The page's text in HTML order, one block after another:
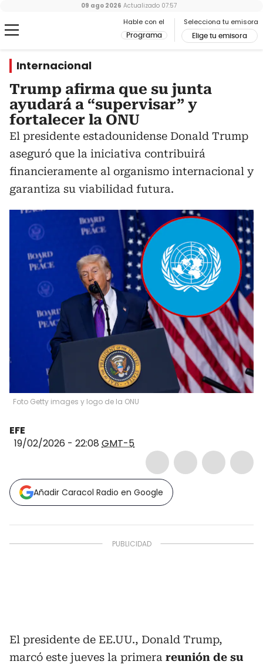
Hable con el
Programa
Selecciona tu emisora
Elige tu emisora
09 ago 2026 Actualizado 07:57
Internacional
Trump afirma que su junta
ayudará a “supervisar” y
fortalecer la ONU
El presidente estadounidense Donald Trump
aseguró que la iniciativa contribuirá
financieramente al organismo internacional y
garantiza su viabilidad futura.
Foto Getty images y logo de la ONU
EFE
19/02/2026 - 22:08 GMT-5
Añadir Caracol Radio en Google
El presidente de EE.UU., Donald Trump,
marcó este jueves la primera reunión de su